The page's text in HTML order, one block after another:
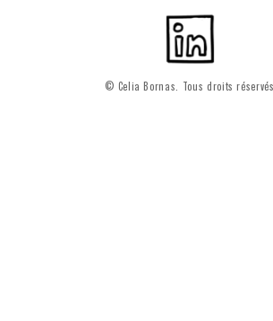
© Celia Bornas. Tous droits réservés